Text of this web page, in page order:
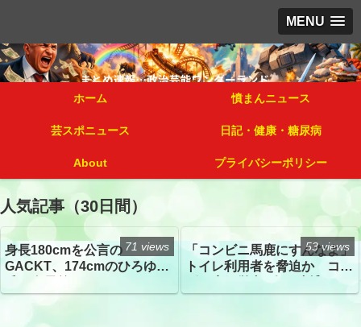
MENU
ホーム 憤まんニュース
芸スポニュース 日記・健康・糖尿病
About プライバシーポリシー
人気記事（30日間）
身長180cmを公言の
GACKT、174cmのひろゆき
トざわつき イベントでの写
71 views
「コンビニ馬鹿にすんなよ」
トイレ利用者を脅迫か コン
53 views